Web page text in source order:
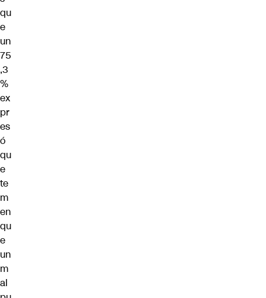
qu
e
un
75
,3
%
ex
pr
es
ó
qu
e
te
m
en
qu
e
un
m
al